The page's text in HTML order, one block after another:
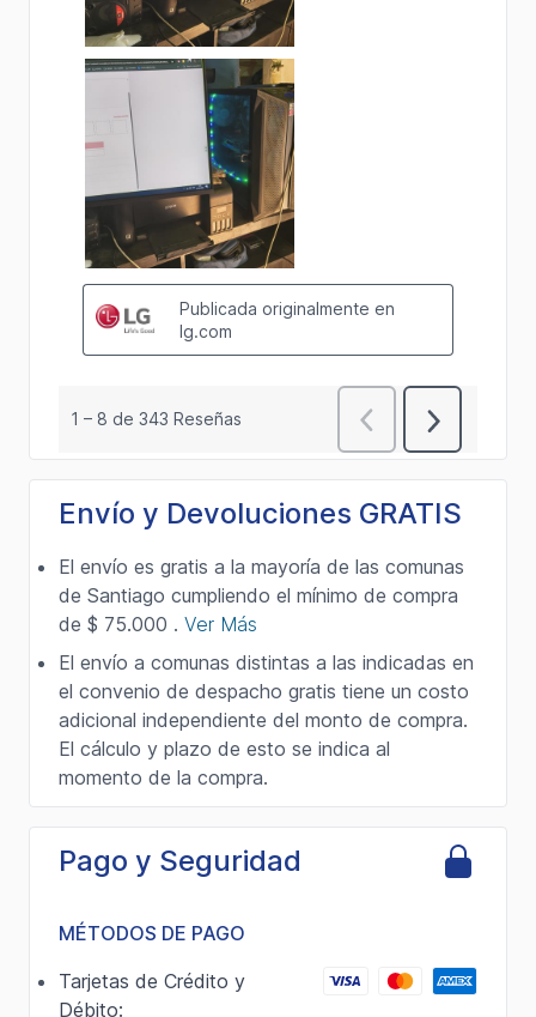
Envío y Devoluciones GRATIS
El envío es gratis a la mayoría de las comunas
de Santiago cumpliendo el mínimo de compra
de $ 75.000 . Ver Más
El envío a comunas distintas a las indicadas en
el convenio de despacho gratis tiene un costo
adicional independiente del monto de compra.
El cálculo y plazo de esto se indica al
momento de la compra.
Pago y Seguridad
MÉTODOS DE PAGO
Tarjetas de Crédito y
Débito: